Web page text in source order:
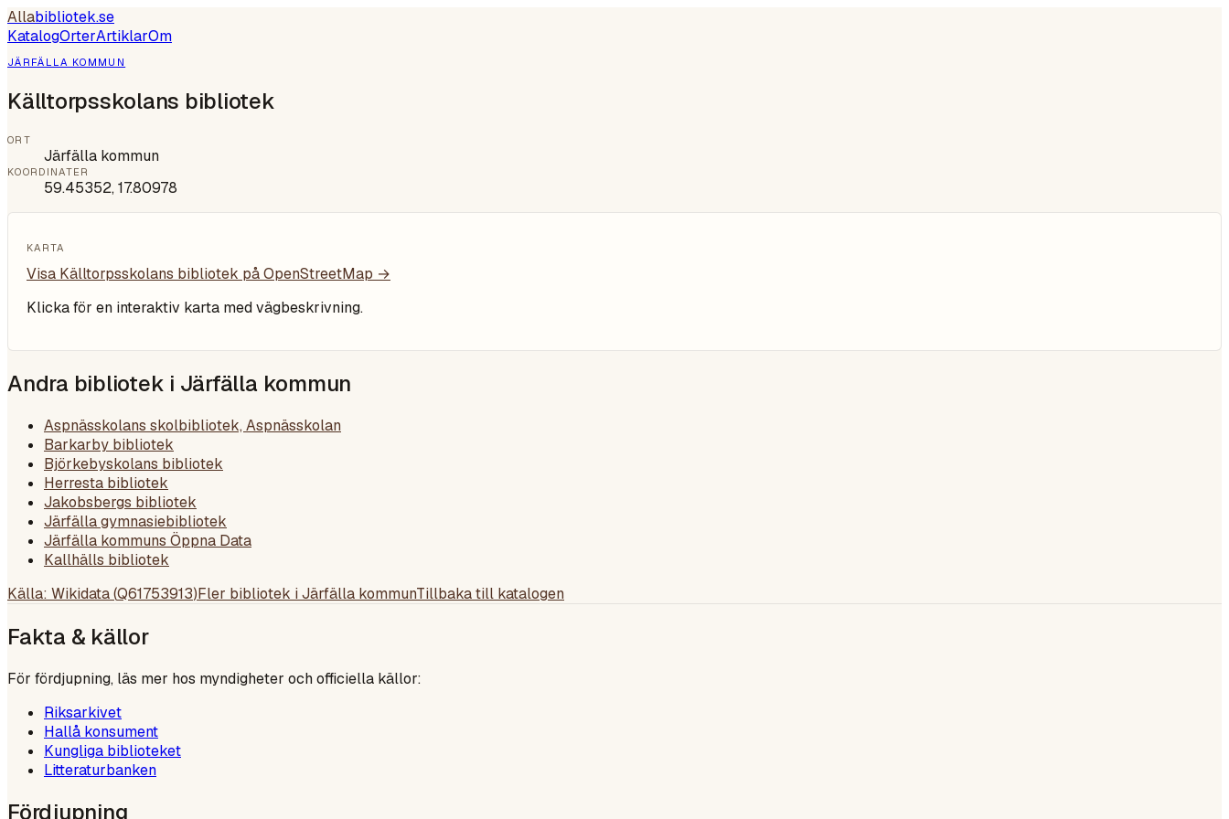
Allabibliotek.se
KatalogOrterArtiklarOm
JÄRFÄLLA KOMMUN
Källtorpsskolans bibliotek
ORT
Järfälla kommun
KOORDINATER
59.45352,17.80978
KARTA
Visa Källtorpsskolans bibliotek på OpenStreetMap →
Klicka för en interaktiv karta med vägbeskrivning.
Andra bibliotek i Järfälla kommun
Aspnässkolans skolbibliotek, Aspnässkolan
Barkarby bibliotek
Björkebyskolans bibliotek
Herresta bibliotek
Jakobsbergs bibliotek
Järfälla gymnasiebibliotek
Järfälla kommuns Öppna Data
Kallhälls bibliotek
Källa: Wikidata (Q61753913)Fler bibliotek i Järfälla kommunTillbaka till katalogen
Fakta & källor
För fördjupning, läs mer hos myndigheter och officiella källor:
Riksarkivet
Hallå konsument
Kungliga biblioteket
Litteraturbanken
Fördjupning